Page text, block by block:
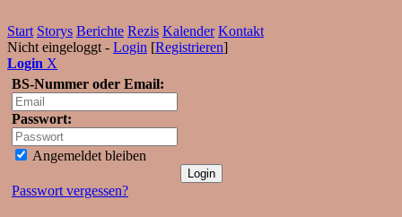
Start Storys Berichte Rezis Kalender Kontakt
Nicht eingeloggt - Login [Registrieren]
Login X
BS-Nummer oder Email:
Passwort:
Angemeldet bleiben
Passwort vergessen?